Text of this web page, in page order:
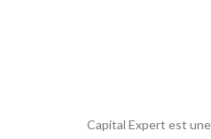
Capital Expert est